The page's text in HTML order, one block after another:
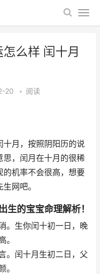
么样 闰十月
20 • 阅读
十月，按照阴阳历的说
思，闰月在十月的很稀
的机率不会很高，想要
网吧。
生的宝宝命理解析！
。生你闰十初一日，晚
。
。闰十月生初二日，父
。